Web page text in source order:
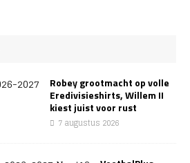
Robey grootmacht op volle
Eredivisieshirts, Willem II
kiest juist voor rust
7 augustus 2026